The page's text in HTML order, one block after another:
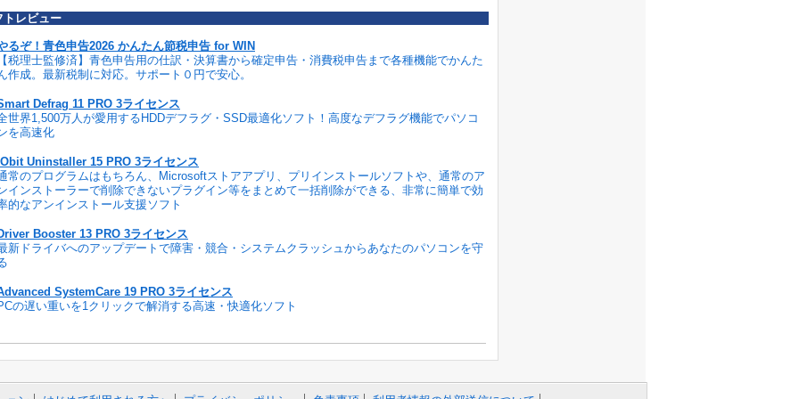
レビュー
るぞ！青色申告2026 かんたん節税申告 for WIN
税理士監修済】青色申告用の仕訳・決算書から確定申告・消費税申告まで各種機能でかんた
作成。最新税制に対応。サポート０円で安心。
Defrag 11 PRO 3ライセンス
世界1,500万人が愛用するHDDデフラグ・SSD最適化ソフト！高度なデフラグ機能でパソコ
を高速化
Uninstaller 15 PRO 3ライセンス
常のプログラムはもちろん、Microsoftストアアプリ、プリインストールソフトや、通常のア
インストーラーで削除できないプラグイン等をまとめて一括削除ができる、非常に簡単で効
的なアンインストール支援ソフト
Booster 13 PRO 3ライセンス
新ドライバへのアップデートで障害・競合・システムクラッシュからあなたのパソコンを守
SystemCare 19 PRO 3ライセンス
の遅い重いを1クリックで解消する高速・快適化ソフト